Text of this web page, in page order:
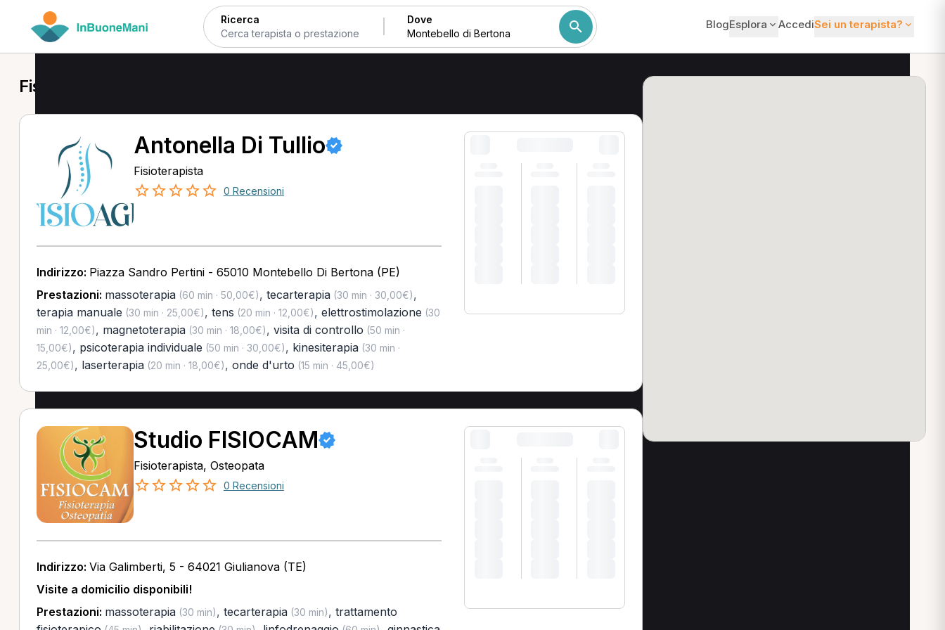
Ricerca Dove BlogEsplora AccediSei un terapista?
Fisioterapista a Montebello di Bertona
Antonella Di Tullio
Fisioterapista
0 Recensioni
Indirizzo: Piazza Sandro Pertini - 65010 Montebello Di Bertona (PE)
Prestazioni: massoterapia(60 min · 50,00€), tecarterapia(30 min · 30,00€),
terapia manuale (30 min · 25,00€), tens (20 min · 12,00€), elettrostimolazione (30
min · 12,00€), magnetoterapia(30 min · 18,00€), visita di controllo (50 min ·
15,00€), psicoterapia individuale (50 min · 30,00€), kinesiterapia(30 min ·
25,00€), laserterapia(20 min · 18,00€), onde d'urto (15 min · 45,00€)
Studio FISIOCAM
Fisioterapista, Osteopata
0 Recensioni
Indirizzo: Via Galimberti, 5 - 64021 Giulianova (TE)
Visite a domicilio disponibili!
Prestazioni: massoterapia(30 min), tecarterapia(30 min), trattamento